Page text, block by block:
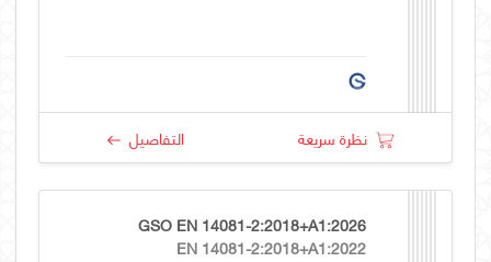
نظرة سريعة التفاصيل
GSO EN 14081-2:2018+A1:2026
EN 14081-2:2018+A1:2022